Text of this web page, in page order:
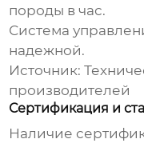
породы в час.
Система
надежной.
Источник:
производителей
Сертификация и
Наличие